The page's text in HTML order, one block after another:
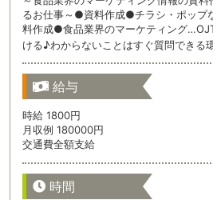
るお仕事～●資料作成●チラシ・ポップ
料作成●食品業界のマーケティング
ける♪わからないことはすぐ質問できる
給与
時給 1800円
月収例 180000円
交通費全額支給
時間